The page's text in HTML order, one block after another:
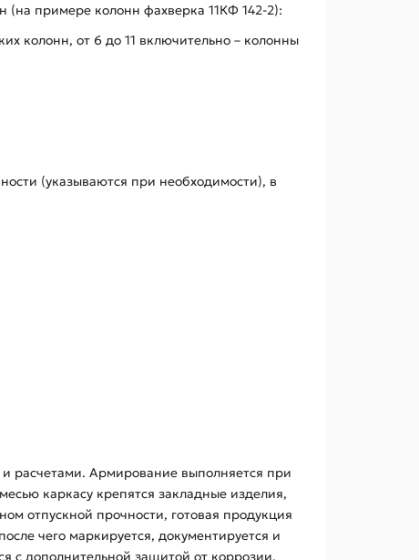
примере колонн фахверка 11КФ 142-2):
колонн, от 6 до 11 включительно – колонны
(указываются при необходимости), в
и расчетами. Армирование выполняется при
каркасу крепятся закладные изделия,
отпускной прочности, готовая продукция
чего маркируется, документируется и
с дополнительной защитой от коррозии,